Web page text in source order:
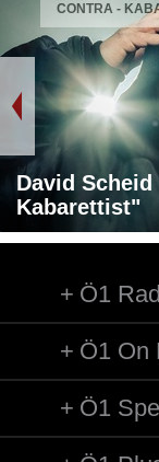
CONTRA -
David
Kabarettist"
Ö1
Ö1 On
Ö1